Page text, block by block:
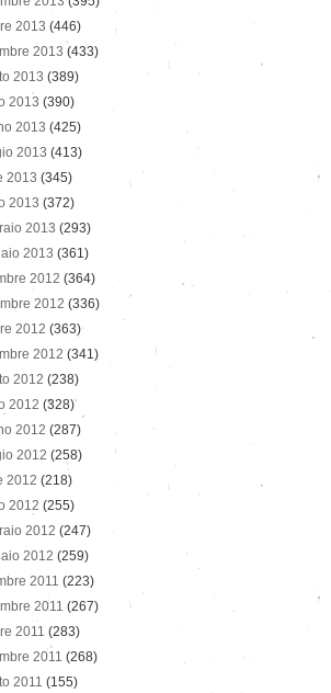
2013 (446)
2013 (433)
2013 (389)
2013 (390)
2013 (425)
2013 (413)
2013 (345)
2013 (372)
2013 (293)
2013 (361)
2012 (364)
2012 (336)
2012 (363)
2012 (341)
2012 (238)
2012 (328)
2012 (287)
2012 (258)
2012 (218)
2012 (255)
2012 (247)
2012 (259)
2011 (223)
2011 (267)
2011 (283)
2011 (268)
2011 (155)